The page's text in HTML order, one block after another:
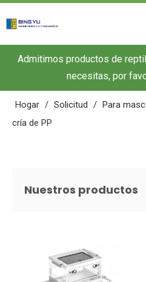
Admitimos productos de
necesitas, por
Hogar / Solicitud / Para
cría de PP
Nuestros productos